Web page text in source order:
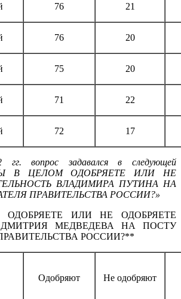
76 21
76 20
75 20
71 22
72 17
вопрос задавался в следующей
«ВЫ В ЦЕЛОМ ОДОБРЯЕТЕ ИЛИ НЕ
ВЛАДИМИРА ПУТИНА НА
ПРАВИТЕЛЬСТВА РОССИИ?»
ИЛИ НЕ ОДОБРЯЕТЕ
ДМИТРИЯ МЕДВЕДЕВА НА ПОСТУ
РОССИИ?**
Одобряют Не одобряют